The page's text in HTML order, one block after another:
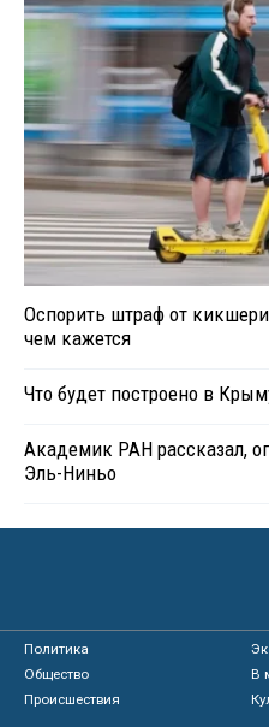
Оспорить штраф от
чем кажется
Что будет построено в
Академик РАН рассказал,
Эль-Ниньо
Политика
Общество
В
Происшествия